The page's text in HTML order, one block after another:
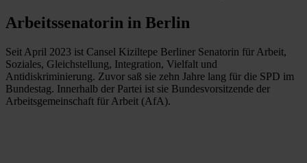
Arbeitssenatorin in Berlin
Seit April 2023 ist Cansel Kiziltepe Berliner Senatorin für Arbeit,
Soziales, Gleichstellung, Integration, Vielfalt und
Antidiskriminierung. Zuvor saß sie zehn Jahre lang für die SPD im
Bundestag. Innerhalb der Partei ist sie Bundesvorsitzende der
Arbeitsgemeinschaft für Arbeit (AfA).